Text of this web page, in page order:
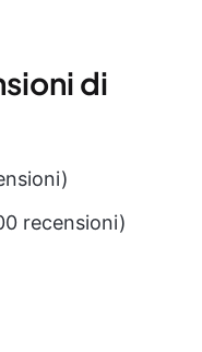
di
recensioni)